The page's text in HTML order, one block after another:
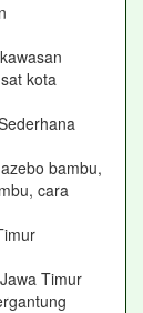
kota
bambu,
cara
Timur